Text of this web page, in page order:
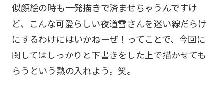
似顔絵の時も一発描きで済ませちゃうんですけ
ど、こんな可愛らしい夜道雪さんを迷い線だらけ
にするわけにはいかねーぜ！ってことで、今回に
関してはしっかりと下書きをした上で描かせても
らうという熱の入れよう。笑。